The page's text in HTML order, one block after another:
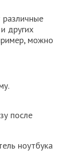
других
можно
после
ноутбука